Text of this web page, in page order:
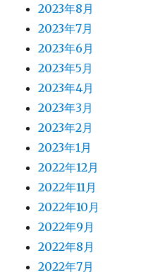
2023年8月
2023年7月
2023年6月
2023年5月
2023年4月
2023年3月
2023年2月
2023年1月
2022年12月
2022年11月
2022年10月
2022年9月
2022年8月
2022年7月